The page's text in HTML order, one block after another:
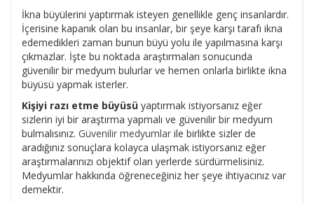
İkna büyülerini yaptırmak isteyen genellikle genç insanlardır.
İçerisine kapanık olan bu insanlar, bir şeye karşı tarafı ikna
edemedikleri zaman bunun büyü yolu ile yapılmasına karşı
çıkmazlar. İşte bu noktada araştırmaları sonucunda
güvenilir bir medyum bulurlar ve hemen onlarla birlikte ikna
büyüsü yapmak isterler.
Kişiyi razı etme büyüsü yaptırmak istiyorsanız eğer
sizlerin iyi bir araştırma yapmalı ve güvenilir bir medyum
bulmalısınız. Güvenilir medyumlar ile birlikte sizler de
aradığınız sonuçlara kolayca ulaşmak istiyorsanız eğer
araştırmalarınızı objektif olan yerlerde sürdürmelisiniz.
Medyumlar hakkında öğreneceğiniz her şeye ihtiyacınız var
demektir.